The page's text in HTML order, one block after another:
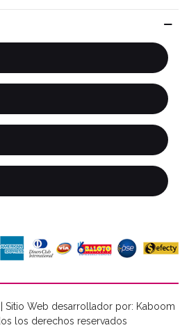
Sitio Web desarrollador por: Kaboom
los derechos reservados